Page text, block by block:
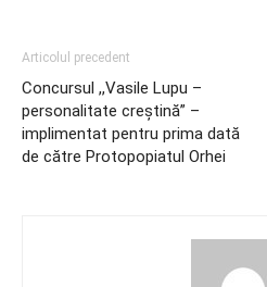
Articolul precedent
Concursul ,,Vasilе Lupu –
pеrsоnalitatе сrеștină” –
implimentat pentru prima dată
de către Protopopiatul Orhei